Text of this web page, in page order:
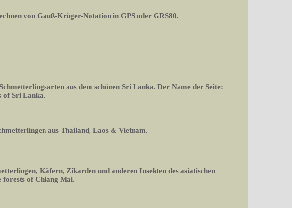
von Gauß-Krüger-Notation in GPS oder GRS80.
aus dem schönen Sri Lanka. Der Name der Seite:
of Sri Lanka.
aus Thailand, Laos & Vietnam.
Käfern, Zikarden und anderen Insekten des asiatischen
forests of Chiang Mai.